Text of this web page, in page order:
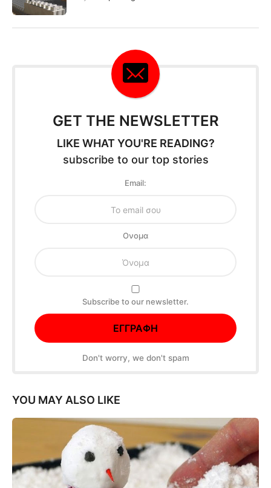
GET THE NEWSLETTER
LIKE WHAT YOU'RE READING?
subscribe to our top stories
Email:
Oνομα
Subscribe to our newsletter.
Don't worry, we don't spam
YOU MAY ALSO LIKE